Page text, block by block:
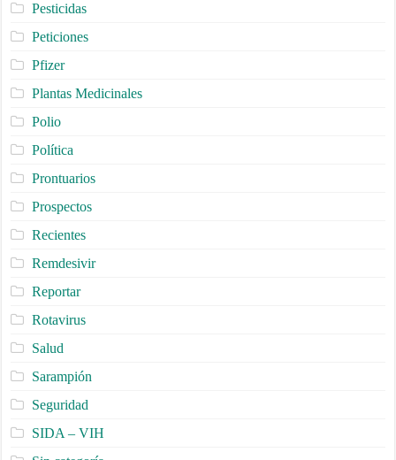
Pesticidas
Peticiones
Pfizer
Plantas Medicinales
Polio
Política
Prontuarios
Prospectos
Recientes
Remdesivir
Reportar
Rotavirus
Salud
Sarampión
Seguridad
SIDA – VIH